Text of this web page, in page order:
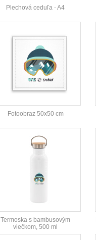
Plechová ceduľa - A4
Fotoobraz 50x50 cm
Termoska s bambusovým
viečkom, 500 ml